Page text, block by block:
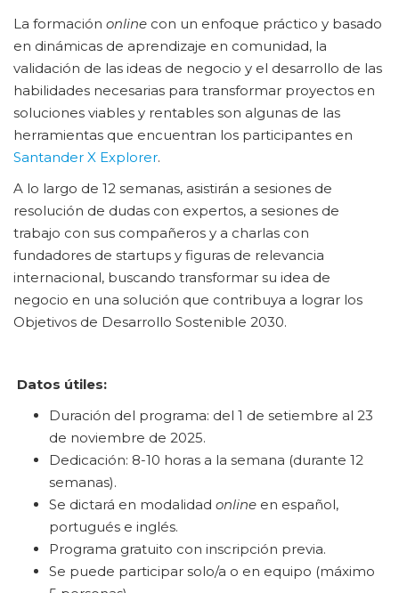
La formación online con un enfoque práctico y basado
en dinámicas de aprendizaje en comunidad, la
validación de las ideas de negocio y el desarrollo de las
habilidades necesarias para transformar proyectos en
soluciones viables y rentables son algunas de las
herramientas que encuentran los participantes en
Santander X Explorer.
A lo largo de 12 semanas, asistirán a sesiones de
resolución de dudas con expertos, a sesiones de
trabajo con sus compañeros y a charlas con
fundadores de startups y figuras de relevancia
internacional, buscando transformar su idea de
negocio en una solución que contribuya a lograr los
Objetivos de Desarrollo Sostenible 2030.
Datos útiles:
Duración del programa: del 1 de setiembre al 23
de noviembre de 2025.
Dedicación: 8-10 horas a la semana (durante 12
semanas).
Se dictará en modalidad online en español,
portugués e inglés.
Programa gratuito con inscripción previa.
Se puede participar solo/a o en equipo (máximo